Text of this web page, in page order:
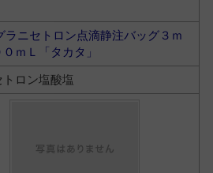
ラニセトロン点滴静注バッグ３ｍ
０ｍＬ「タカタ」
トロン塩酸塩